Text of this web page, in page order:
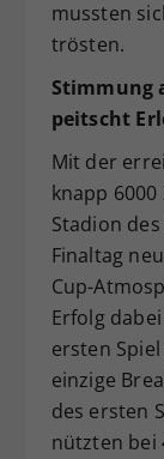
mussten
trösten.
Stimmung
peitscht
Mit der
knapp
Stadion
Finaltag
Cup-
Erfolg
ersten
einzige
des ersten
nützten bei